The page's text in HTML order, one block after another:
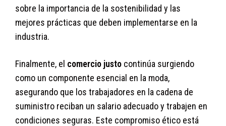
sobre la importancia de la sostenibilidad y las
mejores prácticas que deben implementarse en la
industria.
Finalmente, el comercio justo continúa surgiendo
como un componente esencial en la moda,
asegurando que los trabajadores en la cadena de
suministro reciban un salario adecuado y trabajen en
condiciones seguras. Este compromiso ético está